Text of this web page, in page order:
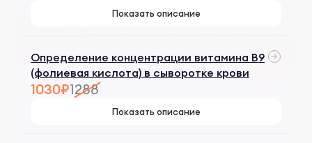
Показать описание
Определение концентрации витамина B9
(фолиевая кислота) в сыворотке крови
1030₽1288
Показать описание